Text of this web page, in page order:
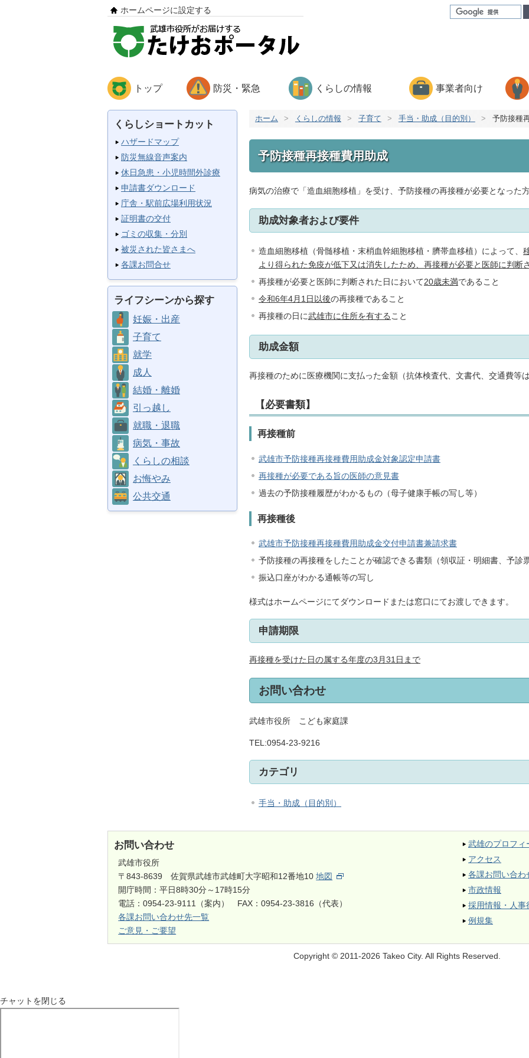
ホームページに設定する
トップ 防災・緊急 くらしの情報 事業者向け
くらしショートカット
ハザードマップ
防災無線音声案内
休日急患・小児時間外診療
申請書ダウンロード
庁舎・駅前広場利用状況
証明書の交付
ゴミの収集・分別
被災された皆さまへ
各課お問合せ
ライフシーンから探す
妊娠・出産
子育て
就学
成人
結婚・離婚
引っ越し
就職・退職
病気・事故
くらしの相談
お悔やみ
公共交通
ホーム > くらしの情報 > 子育て > 手当・助成（目的別） > 予防接種
予防接種再接種費用助成
病気の治療で「造血細胞移植」を受け、予防接種の再接種が必要となった
助成対象者および要件
造血細胞移植（骨髄移植・末梢血幹細胞移植・臍帯血移植）によって、
より得られた免疫が低下又は消失したため、再接種が必要と医師に判断
再接種が必要と医師に判断された日において20歳未満であること
令和6年4月1日以後の再接種であること
再接種の日に武雄市に住所を有する こと
助成金額
再接種のために医療機関に支払った金額（抗体検査代、文書代、交通費等は
【必要書類】
再接種前
武雄市予防接種再接種費用助成金対象認定申請書
再接種が必要である旨の医師の意見書
過去の予防接種履歴がわかるもの（母子健康手帳の写し等）
再接種後
武雄市予防接種再接種費用助成金交付申請書兼請求書
予防接種の再接種をしたことが確認できる書類（領収証・明細書、予診
振込口座がわかる通帳等の写し
様式はホームページにてダウンロードまたは窓口にてお渡しできます。
申請期限
再接種を受けた日の属する年度の3月31日まで
お問い合わせ
武雄市役所 こども家庭課
TEL:0954-23-9216
カテゴリ
手当・助成（目的別）
お問い合わせ
武雄市役所
〒843-8639 佐賀県武雄市武雄町大字昭和12番地10地図
開庁時間：平日8時30分～17時15分
電話：0954-23-9111（案内） FAX：0954-23-3816（代表）
各課お問い合わせ先一覧
ご意見・ご要望
武雄のプロフィ
アクセス
各課お問い合わ
市政情報
採用情報・人事
例規集
Copyright © 2011-2026 Takeo City. All Rights Reserved.
チャットを閉じる